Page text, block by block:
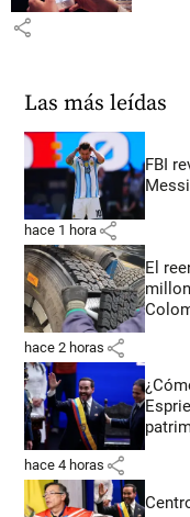
share
Las más leídas
FBI
hace 1 hora share
El
hace 2 horas share
hace 4 horas share